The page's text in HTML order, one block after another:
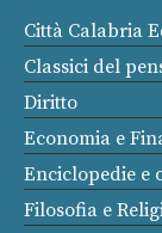
Città Calabria
Classici del
Diritto
Economia e
Enciclopedie e
Filosofia e